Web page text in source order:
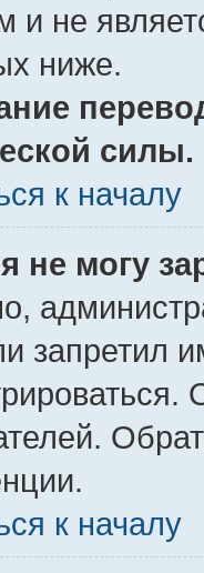
и не
ниже.
силы.
к началу
не могу
запретил
к началу